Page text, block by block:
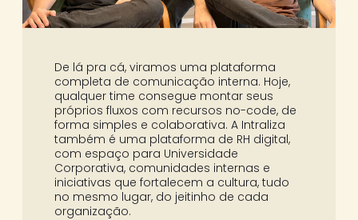
De lá pra cá, viramos uma plataforma
completa de comunicação interna. Hoje,
qualquer time consegue montar seus
próprios fluxos com recursos no-code, de
forma simples e colaborativa. A Intraliza
também é uma plataforma de RH digital,
com espaço para Universidade
Corporativa, comunidades internas e
iniciativas que fortalecem a cultura, tudo
no mesmo lugar, do jeitinho de cada
organização.